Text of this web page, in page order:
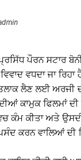
ਪੌਰਨ ਸਟਾਰ
ਵਧਦਾ ਜਾ
ਲੈਣ ਲਈ ਅਰਜੀ
ਕਾਮੁਕ ਫਿਲਮਾਂ ਦੀ
ਕੰਮ ਕੀਤਾ ਅਤੇ
ਕਰਨ ਵਾਲਿਆਂ ਦੀ